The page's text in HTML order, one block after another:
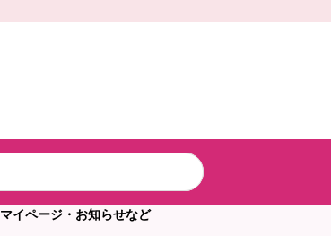
マイページ・お知らせなど